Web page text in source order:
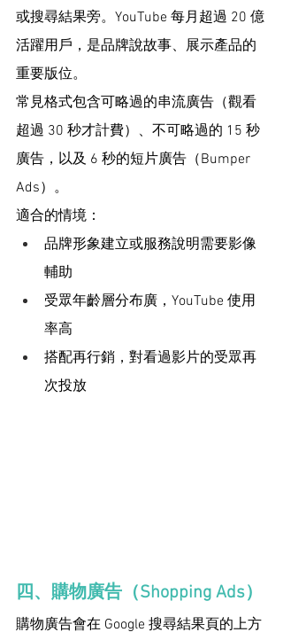
或搜尋結果旁。YouTube 每月超過 20 億
活躍用戶，是品牌說故事、展示產品的
重要版位。
常見格式包含可略過的串流廣告（觀看
超過 30 秒才計費）、不可略過的 15 秒
廣告，以及 6 秒的短片廣告（Bumper
Ads）。
適合的情境：
品牌形象建立或服務說明需要影像
輔助
受眾年齡層分布廣，YouTube 使用
率高
搭配再行銷，對看過影片的受眾再
次投放
四、購物廣告（Shopping Ads）
購物廣告會在 Google 搜尋結果頁的上方